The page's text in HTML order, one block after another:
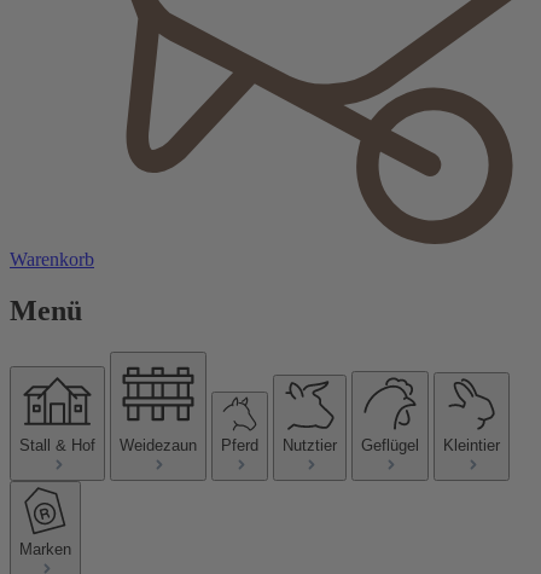
Warenkorb
Menü
Stall & Hof Weidezaun Pferd Nutztier Geflügel Kleintier
Marken